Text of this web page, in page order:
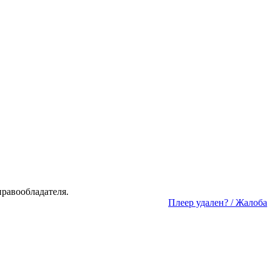
Пле­ер уда­лен? / Жа­ло­ба